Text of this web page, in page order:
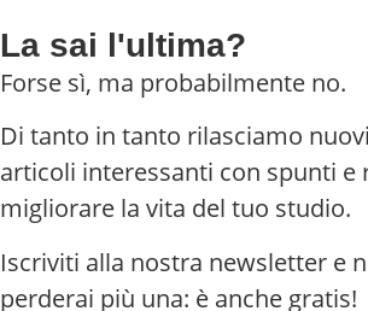
La sai l'ultima?
Forse sì, ma probabilmente no.
Di tanto in tanto rilasciamo
articoli interessanti con spunti e
migliorare la vita del tuo studio.
Iscriviti alla nostra newsletter e
perderai più una: è anche gratis!